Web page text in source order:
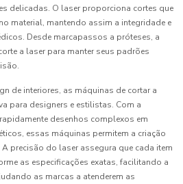
delicadas. O laser proporciona cortes que
material, mantendo assim a integridade e
Desde marcapassos a próteses, a
a laser para manter seus padrões
de interiores, as máquinas de cortar a
para designers e estilistas. Com a
desenhos complexos em
essas máquinas permitem a criação
precisão do laser assegura que cada item
as especificações exatas, facilitando a
as marcas a atenderem as